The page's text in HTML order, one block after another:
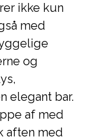
ikke kun
med
og
elegant bar.
af med
aften med